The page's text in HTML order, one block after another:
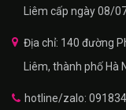
Liêm cấp ngày 08/
Địa chỉ: 140 đường
Liêm, thành phố Hà
hotline/zalo: